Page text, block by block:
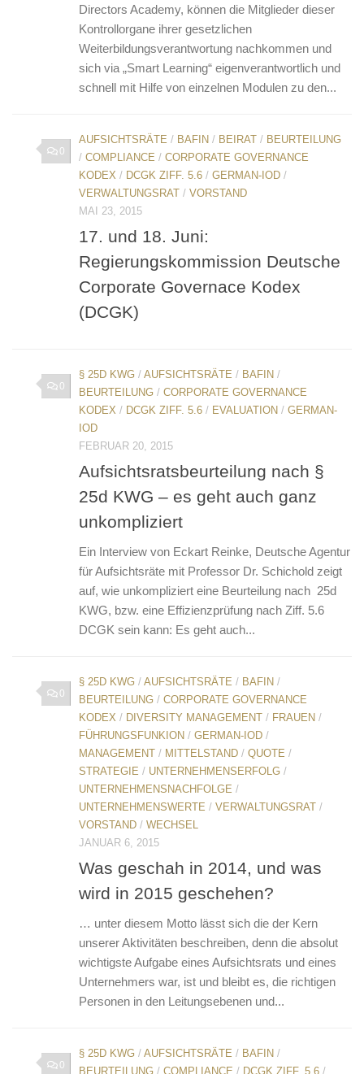
Directors Academy, können die Mitglieder dieser
Kontrollorgane ihrer gesetzlichen
Weiterbildungsverantwortung nachkommen und
sich via „Smart Learning“ eigenverantwortlich und
schnell mit Hilfe von einzelnen Modulen zu den...
0
AUFSICHTSRÄTE / BAFIN / BEIRAT / BEURTEILUNG
/ COMPLIANCE / CORPORATE GOVERNANCE
KODEX / DCGK ZIFF. 5.6 / GERMAN-IOD /
VERWALTUNGSRAT / VORSTAND
MAI 23, 2015
17. und 18. Juni:
Regierungskommission Deutsche
Corporate Governace Kodex
(DCGK)
0
§ 25D KWG / AUFSICHTSRÄTE / BAFIN /
BEURTEILUNG / CORPORATE GOVERNANCE
KODEX / DCGK ZIFF. 5.6 / EVALUATION / GERMAN-
IOD
FEBRUAR 20, 2015
Aufsichtsratsbeurteilung nach §
25d KWG – es geht auch ganz
unkompliziert
Ein Interview von Eckart Reinke, Deutsche Agentur
für Aufsichtsräte mit Professor Dr. Schichold zeigt
auf, wie unkompliziert eine Beurteilung nach 25d
KWG, bzw. eine Effizienzprüfung nach Ziff. 5.6
DCGK sein kann: Es geht auch...
0
§ 25D KWG / AUFSICHTSRÄTE / BAFIN /
BEURTEILUNG / CORPORATE GOVERNANCE
KODEX / DIVERSITY MANAGEMENT / FRAUEN /
FÜHRUNGSFUNKION / GERMAN-IOD /
MANAGEMENT / MITTELSTAND / QUOTE /
STRATEGIE / UNTERNEHMENSERFOLG /
UNTERNEHMENSNACHFOLGE /
UNTERNEHMENSWERTE / VERWALTUNGSRAT /
VORSTAND / WECHSEL
JANUAR 6, 2015
Was geschah in 2014, und was
wird in 2015 geschehen?
… unter diesem Motto lässt sich die der Kern
unserer Aktivitäten beschreiben, denn die absolut
wichtigste Aufgabe eines Aufsichtsrats und eines
Unternehmers war, ist und bleibt es, die richtigen
Personen in den Leitungsebenen und...
0
§ 25D KWG / AUFSICHTSRÄTE / BAFIN /
BEURTEILUNG / COMPLIANCE / DCGK ZIFF. 5.6 /